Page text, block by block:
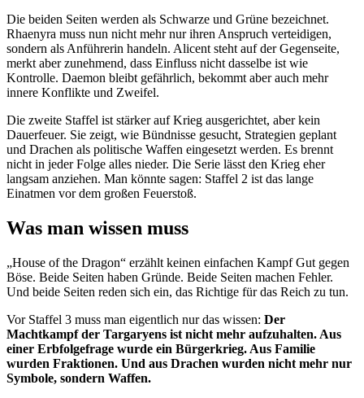
Die beiden Seiten werden als Schwarze und Grüne bezeichnet.
Rhaenyra muss nun nicht mehr nur ihren Anspruch verteidigen,
sondern als Anführerin handeln. Alicent steht auf der Gegenseite,
merkt aber zunehmend, dass Einfluss nicht dasselbe ist wie
Kontrolle. Daemon bleibt gefährlich, bekommt aber auch mehr
innere Konflikte und Zweifel.
Die zweite Staffel ist stärker auf Krieg ausgerichtet, aber kein
Dauerfeuer. Sie zeigt, wie Bündnisse gesucht, Strategien geplant
und Drachen als politische Waffen eingesetzt werden. Es brennt
nicht in jeder Folge alles nieder. Die Serie lässt den Krieg eher
langsam anziehen. Man könnte sagen: Staffel 2 ist das lange
Einatmen vor dem großen Feuerstoß.
Was man wissen muss
„House of the Dragon“ erzählt keinen einfachen Kampf Gut gegen
Böse. Beide Seiten haben Gründe. Beide Seiten machen Fehler.
Und beide Seiten reden sich ein, das Richtige für das Reich zu tun.
Vor Staffel 3 muss man eigentlich nur das wissen: Der
Machtkampf der Targaryens ist nicht mehr aufzuhalten. Aus
einer Erbfolgefrage wurde ein Bürgerkrieg. Aus Familie
wurden Fraktionen. Und aus Drachen wurden nicht mehr nur
Symbole, sondern Waffen.